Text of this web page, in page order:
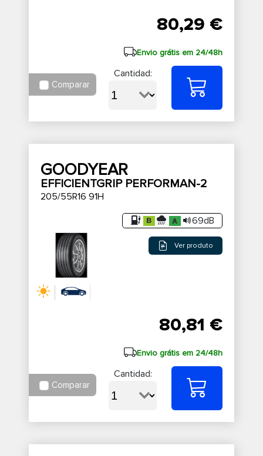
80,29 €
Envio grátis em 24/48h
Comparar
Cantidad:
GOODYEAR
EFFICIENTGRIP PERFORMAN-2
205/55R16 91H
69dB
Ver produto
80,81 €
Envio grátis em 24/48h
Comparar
Cantidad: